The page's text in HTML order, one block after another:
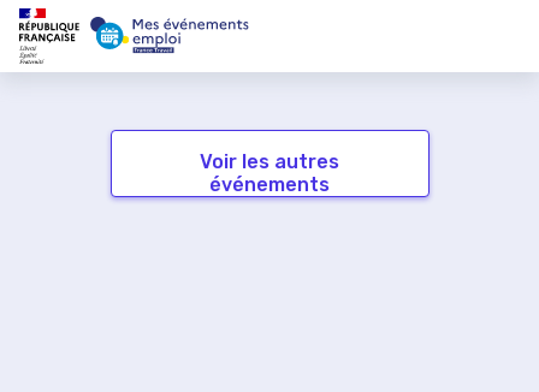
Voir les autres
événements